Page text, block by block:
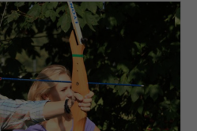
dolor. Aenean massa.
et magnis dis parturient
mus. Donec quam felis,